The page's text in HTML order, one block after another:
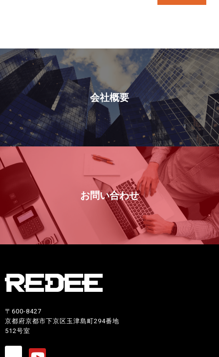
会社概要
お問い合わせ
〒600-8427
京都府京都市下京区玉津島町294番地
512号室